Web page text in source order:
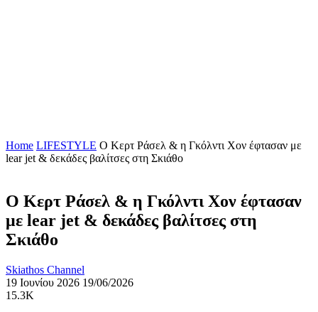
Home LIFESTYLE Ο Κερτ Ράσελ & η Γκόλντι Χον έφτασαν με
lear jet & δεκάδες βαλίτσες στη Σκιάθο
Ο Κερτ Ράσελ & η Γκόλντι Χον έφτασαν
με lear jet & δεκάδες βαλίτσες στη
Σκιάθο
Skiathos Channel
19 Ιουνίου 2026 19/06/2026
15.3K